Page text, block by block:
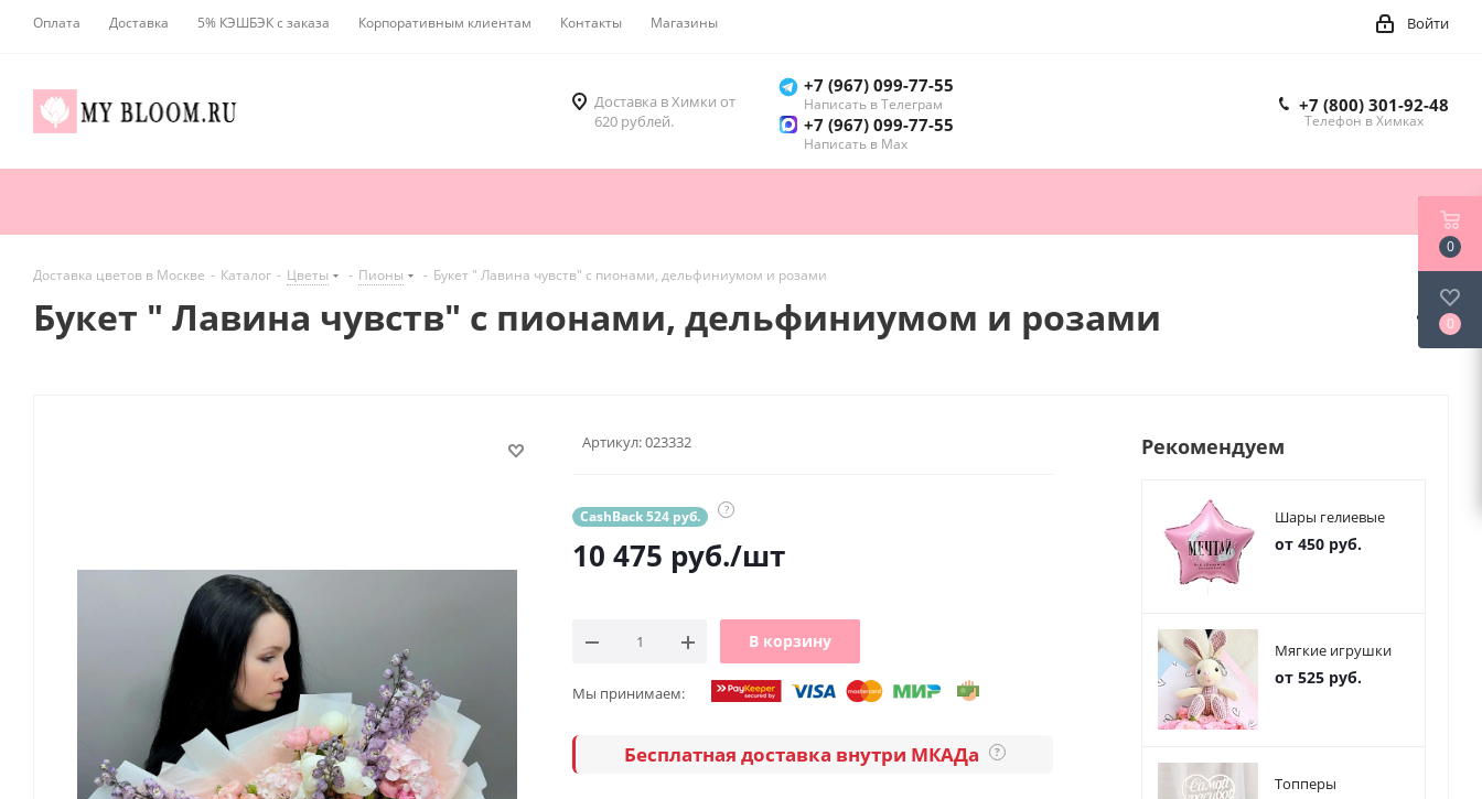
Оплата Доставка 5% КЭШБЭК с заказа Корпоративным клиентам Контакты Магазины Войти
Доставка в Химки от
620 рублей.
+7 (967) 099-77-55
Написать в Телеграм
+7 (967) 099-77-55
Написать в Мах
+7 (800) 301-92-48
Телефон в Химках
Доставка цветов в Москве - Каталог - Цветы - Пионы - Букет " Лавина чувств" с пионами, дельфиниумом и розами
Букет " Лавина чувств" с пионами, дельфиниумом и розами
Артикул:023332
CashBack 524 руб. ?
10 475 руб./шт
В корзину
Мы принимаем:
Бесплатная доставка внутри МКАДа ?
Рекомендуем
Шары гелиевые
от 450 руб.
Мягкие игрушки
от 525 руб.
Топперы
0
0